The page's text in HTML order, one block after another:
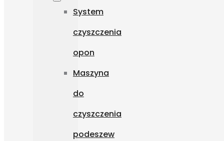
System
czyszczenia
opon
Maszyna
do
czyszczenia
podeszew